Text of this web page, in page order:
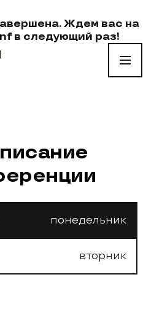
Ждем вас на
в следующий раз!
понедельник
вторник